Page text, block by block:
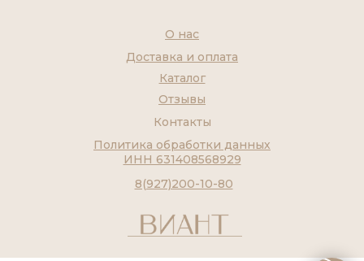
Контакты
8(927)200-10-80
Каталог
О нас
Доставка и оплата
Отзывы
Политика обработки данных
ИНН 631408568929